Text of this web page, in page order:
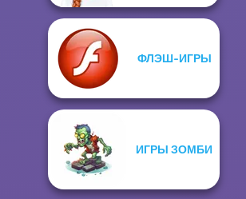
ФЛЭШ-ИГРЫ
ИГРЫ ЗОМБИ